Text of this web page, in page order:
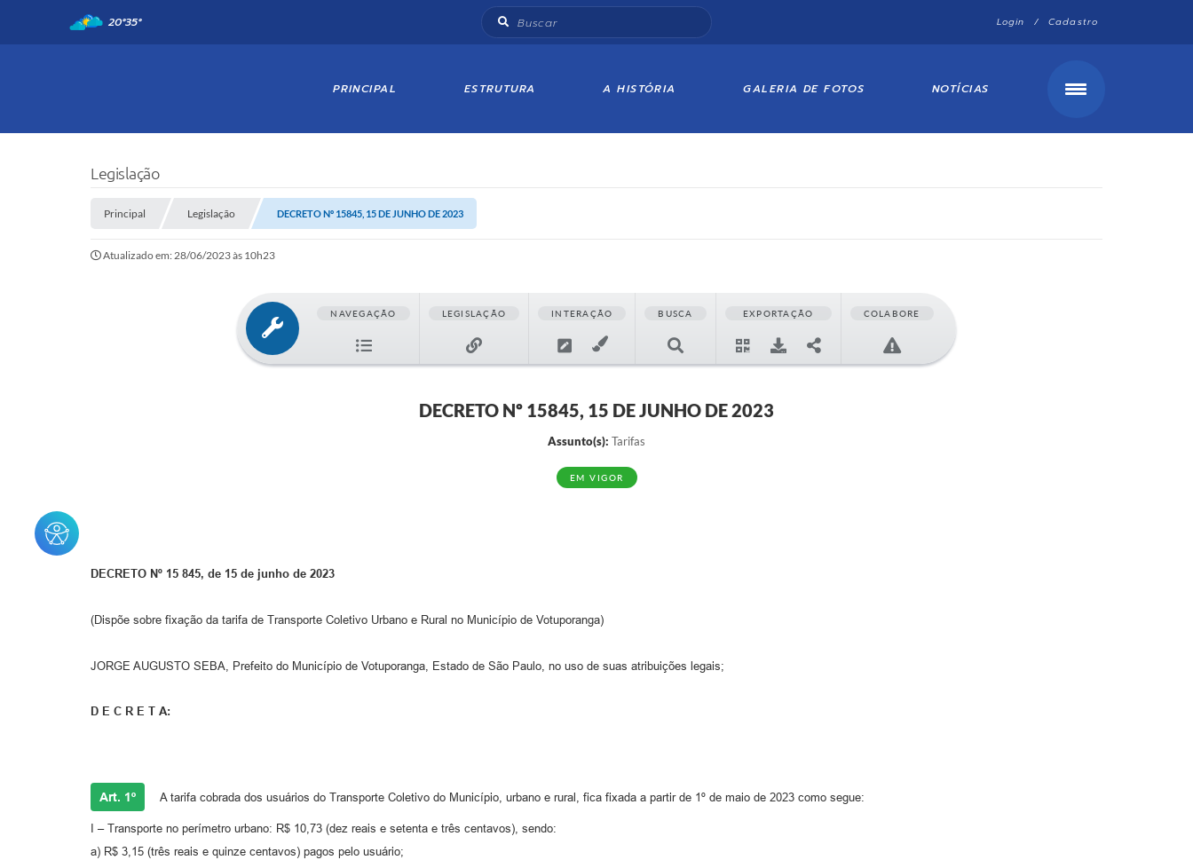
Login / Cadastro
20°35°
PRINCIPAL ESTRUTURA A HISTÓRIA GALERIA DE FOTOS NOTÍCIAS
Legislação
Principal Legislação DECRETO Nº 15845, 15 DE JUNHO DE 2023
Atualizado em: 28/06/2023 às 10h23
NAVEGAÇÃO LEGISLAÇÃO INTERAÇÃO BUSCA EXPORTAÇÃO COLABORE
DECRETO Nº 15845, 15 DE JUNHO DE 2023
Assunto(s): Tarifas
EM VIGOR
DECRETO Nº 15 845, de 15 de junho de 2023
(Dispõe sobre fixação da tarifa de Transporte Coletivo Urbano e Rural no Município de Votuporanga)
JORGE AUGUSTO SEBA, Prefeito do Município de Votuporanga, Estado de São Paulo, no uso de suas atribuições legais;
D E C R E T A:
Art. 1º A tarifa cobrada dos usuários do Transporte Coletivo do Município, urbano e rural, fica fixada a partir de 1º de maio de 2023 como segue:
I – Transporte no perímetro urbano: R$ 10,73 (dez reais e setenta e três centavos), sendo:
a) R$ 3,15 (três reais e quinze centavos) pagos pelo usuário;